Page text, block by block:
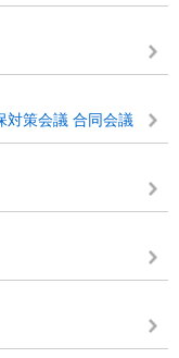
対策会議 合同会議